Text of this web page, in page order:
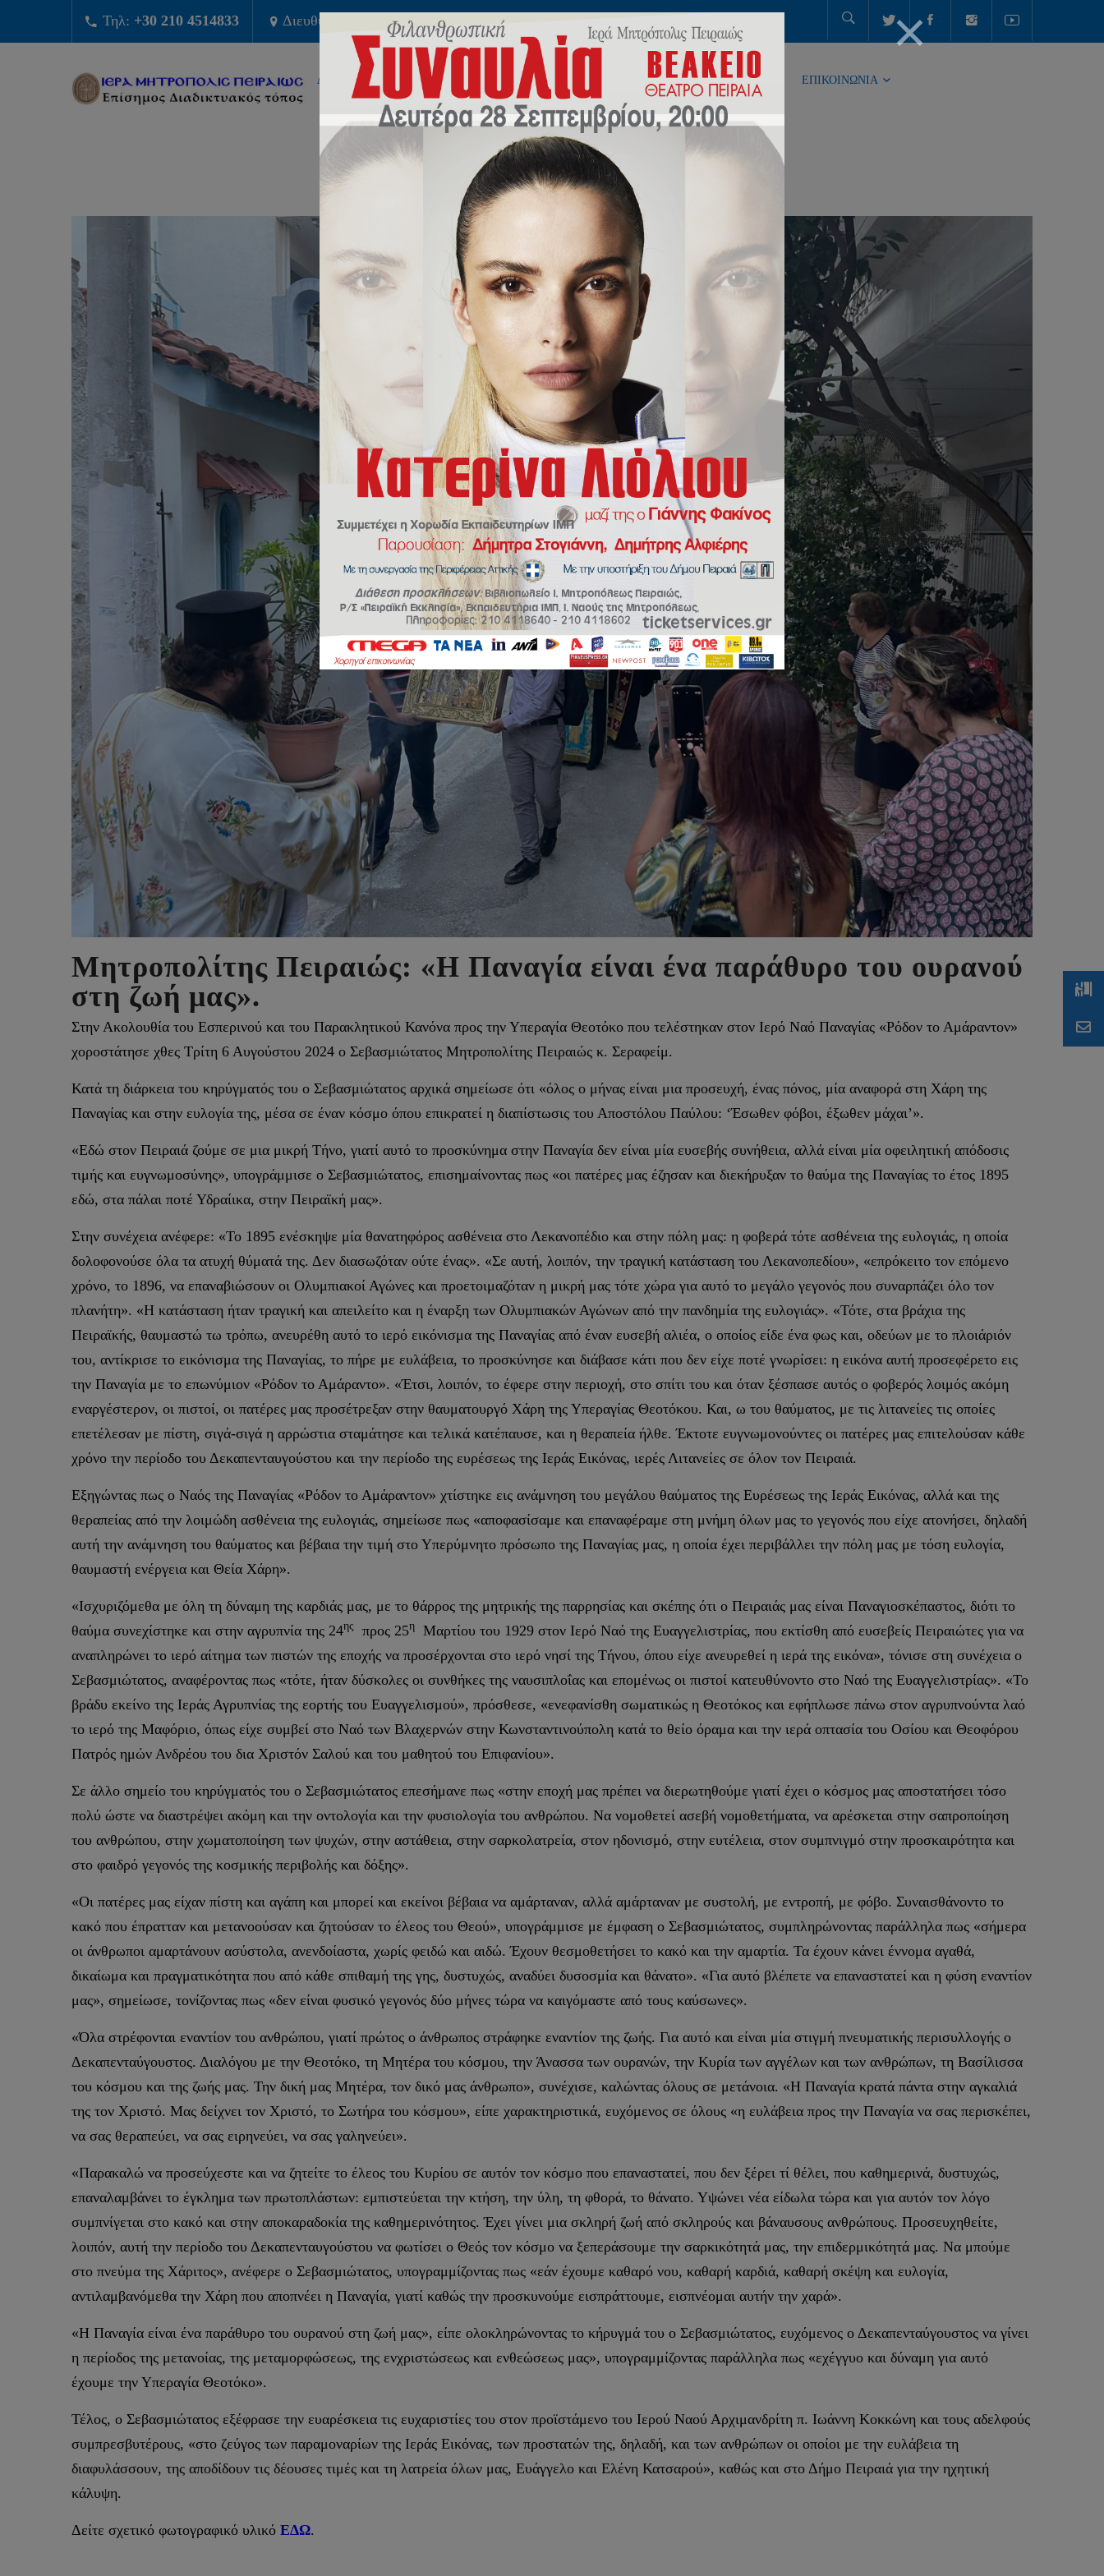
Τηλ: +30 210 4514833 Διευθυνση: Φίλωνος 45
ΔΙΟΙΚΗΣΗ ΠΟΙΜΑΝΤΙΚΗ ΕΚΠΑΙΔΕΥΣΗ Μ.Μ.Ε ΝΕΟΤΗΤΑ ΕΠΙΚΟΙΝΩΝΙΑ
Μητροπολίτης Πειραιώς: «Η Παναγία είναι ένα παράθυρο του ουρανού
στη ζωή μας».
Στην Ακολουθία του Εσπερινού και του Παρακλητικού Κανόνα προς την Υπεραγία Θεοτόκο που τελέστηκαν στον Ιερό Ναό Παναγίας «Ρόδον το Αμάραντον»
χοροστάτησε χθες Τρίτη 6 Αυγούστου 2024 ο Σεβασμιώτατος Μητροπολίτης Πειραιώς κ. Σεραφείμ.
Κατά τη διάρκεια του κηρύγματός του ο Σεβασμιώτατος αρχικά σημείωσε ότι «όλος ο μήνας είναι μια προσευχή, ένας πόνος, μία αναφορά στη Χάρη της
Παναγίας και στην ευλογία της, μέσα σε έναν κόσμο όπου επικρατεί η διαπίστωσις του Αποστόλου Παύλου: ‘Έσωθεν φόβοι, έξωθεν μάχαι’».
«Εδώ στον Πειραιά ζούμε σε μια μικρή Τήνο, γιατί αυτό το προσκύνημα στην Παναγία δεν είναι μία ευσεβής συνήθεια, αλλά είναι μία οφειλητική απόδοσις
τιμής και ευγνωμοσύνης», υπογράμμισε ο Σεβασμιώτατος, επισημαίνοντας πως «οι πατέρες μας έζησαν και διεκήρυξαν το θαύμα της Παναγίας το έτος 1895
εδώ, στα πάλαι ποτέ Υδραίικα, στην Πειραϊκή μας».
Στην συνέχεια ανέφερε: «Το 1895 ενέσκηψε μία θανατηφόρος ασθένεια στο Λεκανοπέδιο και στην πόλη μας: η φοβερά τότε ασθένεια της ευλογιάς, η οποία
δολοφονούσε όλα τα ατυχή θύματά της. Δεν διασωζόταν ούτε ένας». «Σε αυτή, λοιπόν, την τραγική κατάσταση του Λεκανοπεδίου», «επρόκειτο τον επόμενο
χρόνο, το 1896, να επαναβιώσουν οι Ολυμπιακοί Αγώνες και προετοιμαζόταν η μικρή μας τότε χώρα για αυτό το μεγάλο γεγονός που συναρπάζει όλο τον
πλανήτη». «Η κατάσταση ήταν τραγική και απειλείτο και η έναρξη των Ολυμπιακών Αγώνων από την πανδημία της ευλογιάς». «Τότε, στα βράχια της
Πειραϊκής, θαυμαστώ τω τρόπω, ανευρέθη αυτό το ιερό εικόνισμα της Παναγίας από έναν ευσεβή αλιέα, ο οποίος είδε ένα φως και, οδεύων με το πλοιάριόν
του, αντίκρισε το εικόνισμα της Παναγίας, το πήρε με ευλάβεια, το προσκύνησε και διάβασε κάτι που δεν είχε ποτέ γνωρίσει: η εικόνα αυτή προσεφέρετο εις
την Παναγία με το επωνύμιον «Ρόδον το Αμάραντο». «Έτσι, λοιπόν, το έφερε στην περιοχή, στο σπίτι του και όταν ξέσπασε αυτός ο φοβερός λοιμός ακόμη
εναργέστερον, οι πιστοί, οι πατέρες μας προσέτρεξαν στην θαυματουργό Χάρη της Υπεραγίας Θεοτόκου. Και, ω του θαύματος, με τις λιτανείες τις οποίες
επετέλεσαν με πίστη, σιγά-σιγά η αρρώστια σταμάτησε και τελικά κατέπαυσε, και η θεραπεία ήλθε. Έκτοτε ευγνωμονούντες οι πατέρες μας επιτελούσαν κάθε
χρόνο την περίοδο του Δεκαπενταυγούστου και την περίοδο της ευρέσεως της Ιεράς Εικόνας, ιερές Λιτανείες σε όλον τον Πειραιά.
Εξηγώντας πως ο Ναός της Παναγίας «Ρόδον το Αμάραντον» χτίστηκε εις ανάμνηση του μεγάλου θαύματος της Ευρέσεως της Ιεράς Εικόνας, αλλά και της
θεραπείας από την λοιμώδη ασθένεια της ευλογιάς, σημείωσε πως «αποφασίσαμε και επαναφέραμε στη μνήμη όλων μας το γεγονός που είχε ατονήσει, δηλαδή
αυτή την ανάμνηση του θαύματος και βέβαια την τιμή στο Υπερύμνητο πρόσωπο της Παναγίας μας, η οποία έχει περιβάλλει την πόλη μας με τόση ευλογία,
θαυμαστή ενέργεια και Θεία Χάρη».
«Ισχυριζόμεθα με όλη τη δύναμη της καρδιάς μας, με το θάρρος της μητρικής της παρρησίας και σκέπης ότι ο Πειραιάς μας είναι Παναγιοσκέπαστος, διότι το
θαύμα συνεχίστηκε και στην αγρυπνία της 24ης προς 25η
Μαρτίου του 1929 στον Ιερό Ναό της Ευαγγελιστρίας, που εκτίσθη από ευσεβείς Πειραιώτες για να
αναπληρώνει το ιερό αίτημα των πιστών της εποχής να προσέρχονται στο ιερό νησί της Τήνου, όπου είχε ανευρεθεί η ιερά της εικόνα», τόνισε στη συνέχεια ο
Σεβασμιώτατος, αναφέροντας πως «τότε, ήταν δύσκολες οι συνθήκες της ναυσιπλοΐας και επομένως οι πιστοί κατευθύνοντο στο Ναό της Ευαγγελιστρίας». «Το
βράδυ εκείνο της Ιεράς Αγρυπνίας της εορτής του Ευαγγελισμού», πρόσθεσε, «ενεφανίσθη σωματικώς η Θεοτόκος και εφήπλωσε πάνω στον αγρυπνούντα λαό
το ιερό της Μαφόριο, όπως είχε συμβεί στο Ναό των Βλαχερνών στην Κωνσταντινούπολη κατά το θείο όραμα και την ιερά οπτασία του Οσίου και Θεοφόρου
Πατρός ημών Ανδρέου του δια Χριστόν Σαλού και του μαθητού του Επιφανίου».
Σε άλλο σημείο του κηρύγματός του ο Σεβασμιώτατος επεσήμανε πως «στην εποχή μας πρέπει να διερωτηθούμε γιατί έχει ο κόσμος μας αποστατήσει τόσο
πολύ ώστε να διαστρέψει ακόμη και την οντολογία και την φυσιολογία του ανθρώπου. Να νομοθετεί ασεβή νομοθετήματα, να αρέσκεται στην σαπροποίηση
του ανθρώπου, στην χωματοποίηση των ψυχών, στην αστάθεια, στην σαρκολατρεία, στον ηδονισμό, στην ευτέλεια, στον συμπνιγμό στην προσκαιρότητα και
στο φαιδρό γεγονός της κοσμικής περιβολής και δόξης».
«Οι πατέρες μας είχαν πίστη και αγάπη και μπορεί και εκείνοι βέβαια να αμάρταναν, αλλά αμάρταναν με συστολή, με εντροπή, με φόβο. Συναισθάνοντο το
κακό που έπρατταν και μετανοούσαν και ζητούσαν το έλεος του Θεού», υπογράμμισε με έμφαση ο Σεβασμιώτατος, συμπληρώνοντας παράλληλα πως «σήμερα
οι άνθρωποι αμαρτάνουν ασύστολα, ανενδοίαστα, χωρίς φειδώ και αιδώ. Έχουν θεσμοθετήσει το κακό και την αμαρτία. Τα έχουν κάνει έννομα αγαθά,
δικαίωμα και πραγματικότητα που από κάθε σπιθαμή της γης, δυστυχώς, αναδύει δυσοσμία και θάνατο». «Για αυτό βλέπετε να επαναστατεί και η φύση εναντίον
μας», σημείωσε, τονίζοντας πως «δεν είναι φυσικό γεγονός δύο μήνες τώρα να καιγόμαστε από τους καύσωνες».
«Όλα στρέφονται εναντίον του ανθρώπου, γιατί πρώτος ο άνθρωπος στράφηκε εναντίον της ζωής. Για αυτό και είναι μία στιγμή πνευματικής περισυλλογής ο
Δεκαπενταύγουστος. Διαλόγου με την Θεοτόκο, τη Μητέρα του κόσμου, την Άνασσα των ουρανών, την Κυρία των αγγέλων και των ανθρώπων, τη Βασίλισσα
του κόσμου και της ζωής μας. Την δική μας Μητέρα, τον δικό μας άνθρωπο», συνέχισε, καλώντας όλους σε μετάνοια. «Η Παναγία κρατά πάντα στην αγκαλιά
της τον Χριστό. Μας δείχνει τον Χριστό, το Σωτήρα του κόσμου», είπε χαρακτηριστικά, ευχόμενος σε όλους «η ευλάβεια προς την Παναγία να σας περισκέπει,
να σας θεραπεύει, να σας ειρηνεύει, να σας γαληνεύει».
«Παρακαλώ να προσεύχεστε και να ζητείτε το έλεος του Κυρίου σε αυτόν τον κόσμο που επαναστατεί, που δεν ξέρει τί θέλει, που καθημερινά, δυστυχώς,
επαναλαμβάνει το έγκλημα των πρωτοπλάστων: εμπιστεύεται την κτήση, την ύλη, τη φθορά, το θάνατο. Υψώνει νέα είδωλα τώρα και για αυτόν τον λόγο
συμπνίγεται στο κακό και στην αποκαραδοκία της καθημερινότητος. Έχει γίνει μια σκληρή ζωή από σκληρούς και βάναυσους ανθρώπους. Προσευχηθείτε,
λοιπόν, αυτή την περίοδο του Δεκαπενταυγούστου να φωτίσει ο Θεός τον κόσμο να ξεπεράσουμε την σαρκικότητά μας, την επιδερμικότητά μας. Να μπούμε
στο πνεύμα της Χάριτος», ανέφερε ο Σεβασμιώτατος, υπογραμμίζοντας πως «εάν έχουμε καθαρό νου, καθαρή καρδιά, καθαρή σκέψη και ευλογία,
αντιλαμβανόμεθα την Χάρη που αποπνέει η Παναγία, γιατί καθώς την προσκυνούμε εισπράττουμε, εισπνέομαι αυτήν την χαρά».
«Η Παναγία είναι ένα παράθυρο του ουρανού στη ζωή μας», είπε ολοκληρώνοντας το κήρυγμά του ο Σεβασμιώτατος, ευχόμενος ο Δεκαπενταύγουστος να γίνει
η περίοδος της μετανοίας, της μεταμορφώσεως, της ενχριστώσεως και ενθεώσεως μας», υπογραμμίζοντας παράλληλα πως «εχέγγυο και δύναμη για αυτό
έχουμε την Υπεραγία Θεοτόκο».
Τέλος, ο Σεβασμιώτατος εξέφρασε την ευαρέσκεια τις ευχαριστίες του στον προϊστάμενο του Ιερού Ναού Αρχιμανδρίτη π. Ιωάννη Κοκκώνη και τους αδελφούς
συμπρεσβυτέρους, «στο ζεύγος των παραμοναρίων της Ιεράς Εικόνας, των προστατών της, δηλαδή, και των ανθρώπων οι οποίοι με την ευλάβεια τη
διαφυλάσσουν, της αποδίδουν τις δέουσες τιμές και τη λατρεία όλων μας, Ευάγγελο και Ελένη Κατσαρού», καθώς και στο Δήμο Πειραιά για την ηχητική
κάλυψη.
Δείτε σχετικό φωτογραφικό υλικό ΕΔΩ.